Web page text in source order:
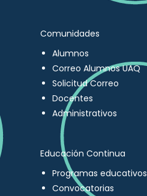
Comunidades
Alumnos
Correo Alumnos UAQ
Solicitud Correo
Docentes
Administrativos
Educación Continua
Programas educativos
Convocatorias